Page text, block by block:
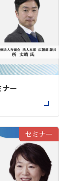
ー
セミナー